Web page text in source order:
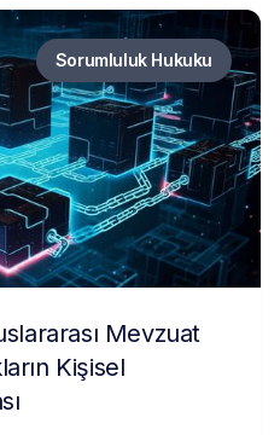
Sorumluluk Hukuku
Mevzuat
Kişisel